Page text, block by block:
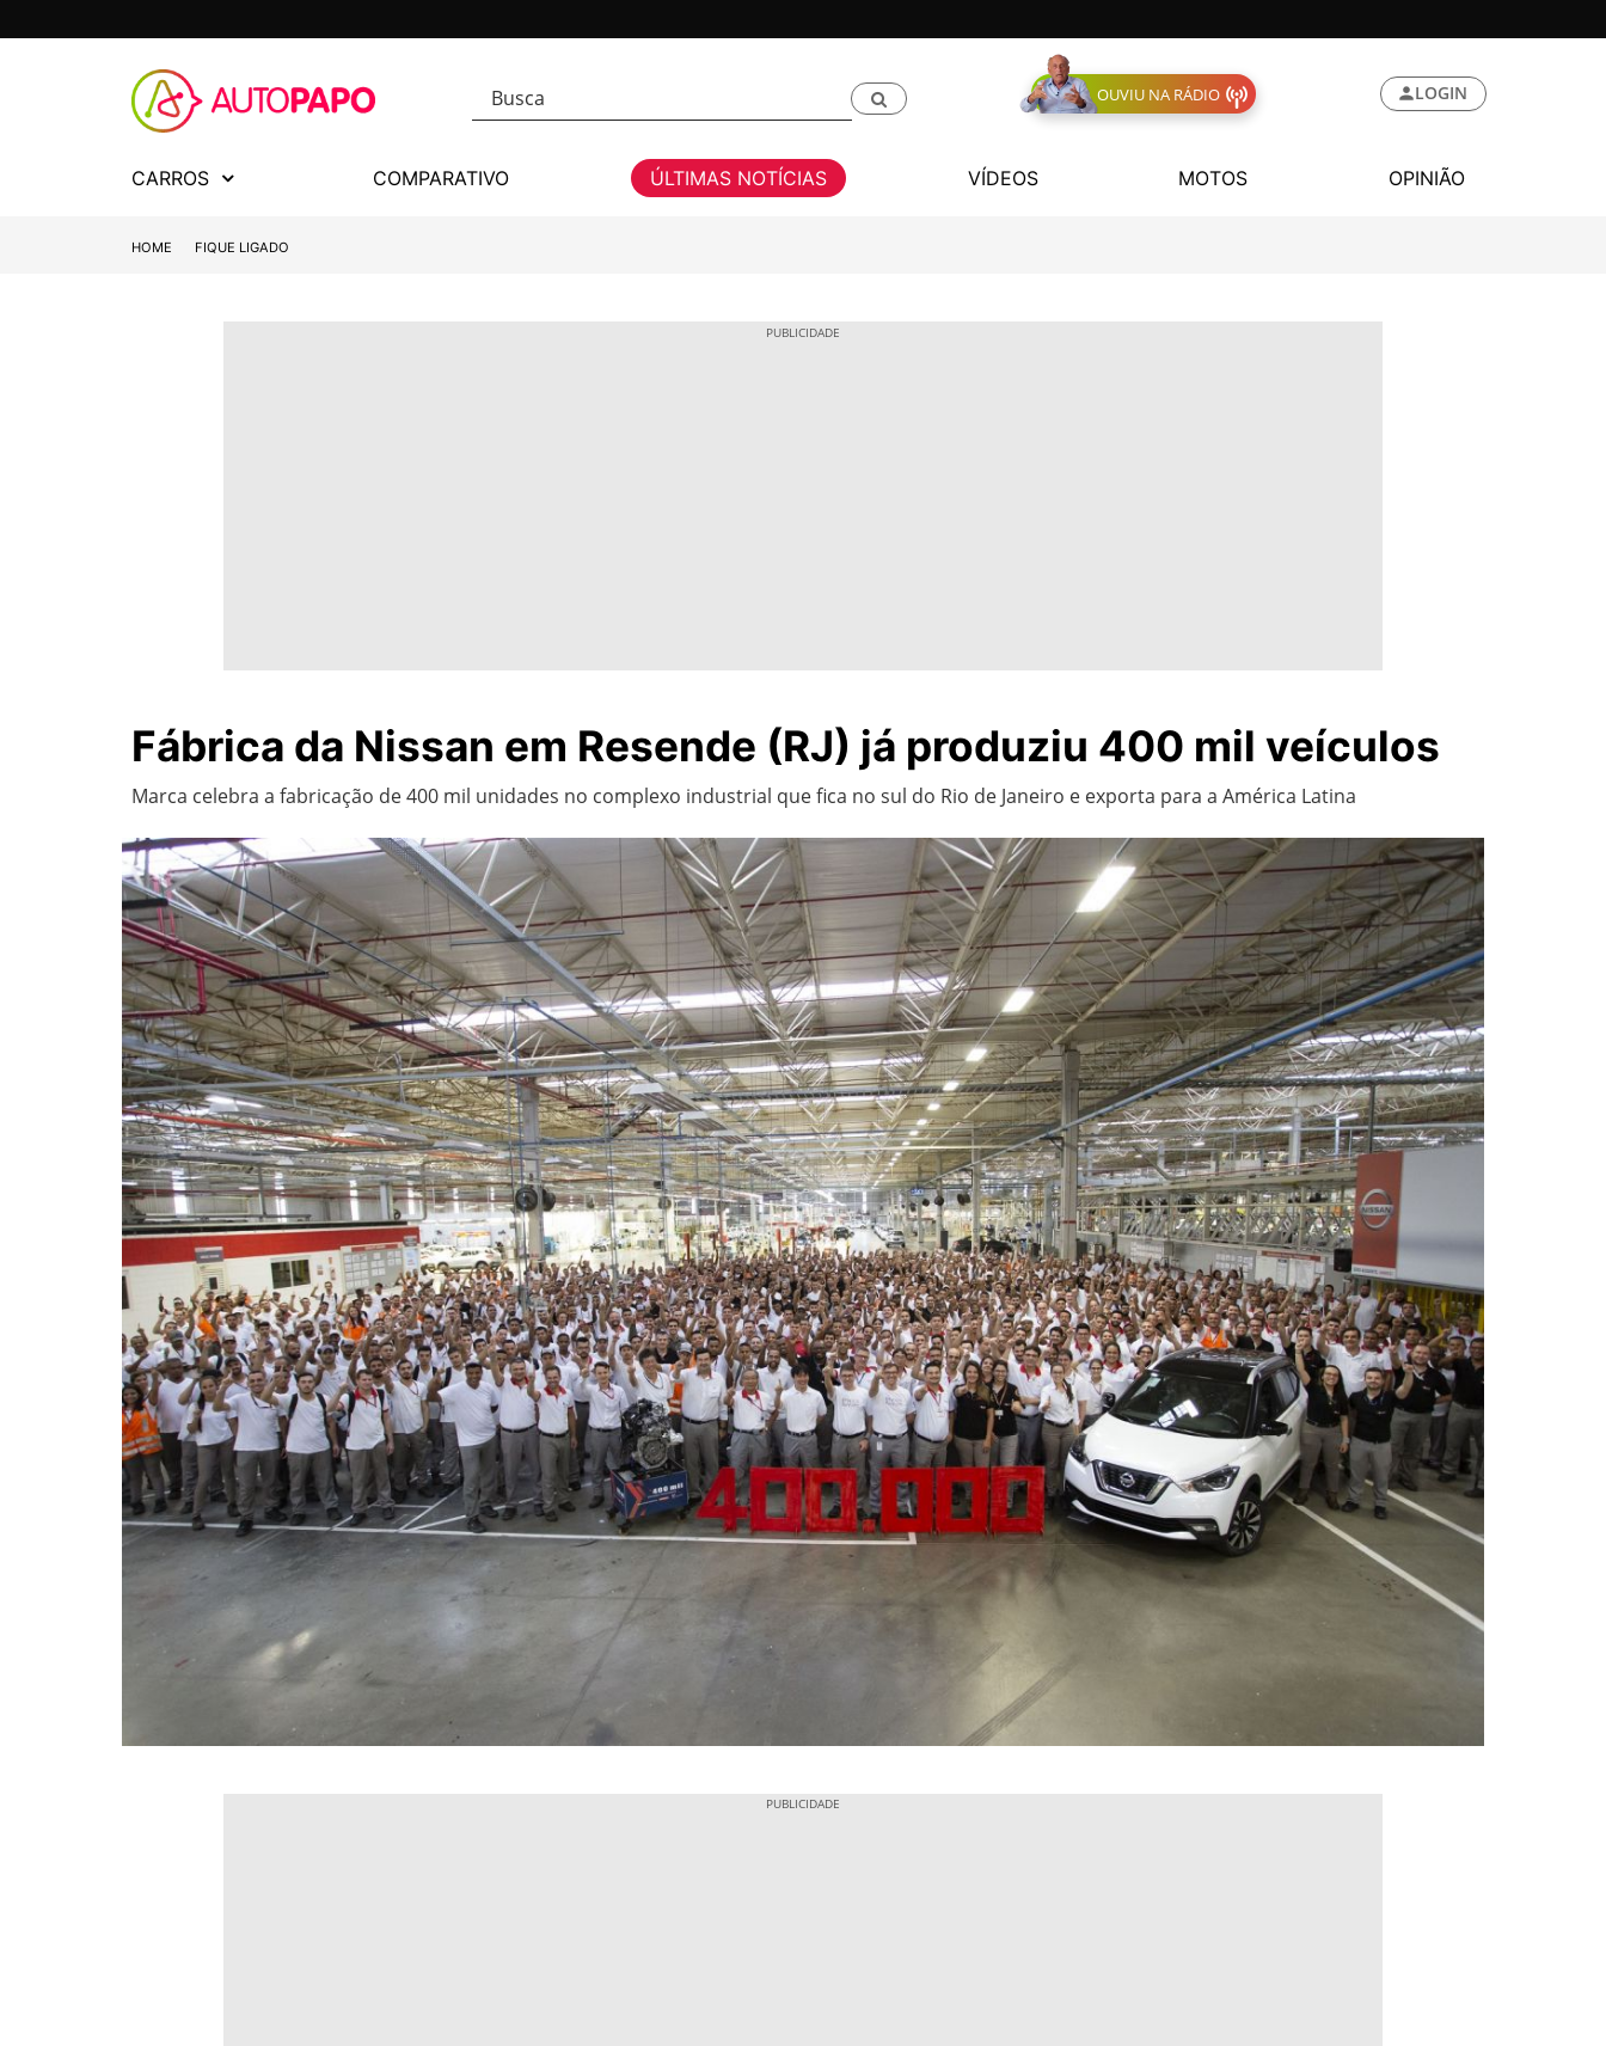
OUVIU NA RÁDIO LOGIN
CARROS COMPARATIVO ÚLTIMAS NOTÍCIAS VÍDEOS MOTOS OPINIÃO
HOME FIQUE LIGADO
Fábrica da Nissan em Resende (RJ) já produziu 400 mil veículos
Marca celebra a fabricação de 400 mil unidades no complexo industrial que fica no sul do Rio de Janeiro e exporta para a América Latina